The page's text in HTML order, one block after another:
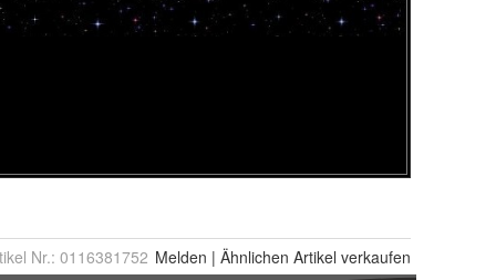
Nr.: 0116381752 Melden | Ähnlichen Artikel verkaufen